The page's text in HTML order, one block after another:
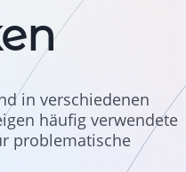
in verschiedenen
häufig verwendete
problematische